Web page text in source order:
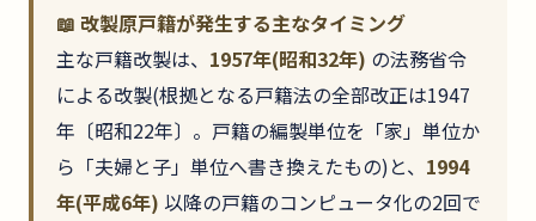
📖 改製原戸籍が発生する主なタイミング
主な戸籍改製は、 1957年(昭和32年) の法務省令
による改製(根拠となる戸籍法の全部改正は1947
年〔昭和22年〕。戸籍の編製単位を「家」単位か
ら「夫婦と子」単位へ書き換えたもの)と、 1994
年(平成6年) 以降の戸籍のコンピュータ化の2回で